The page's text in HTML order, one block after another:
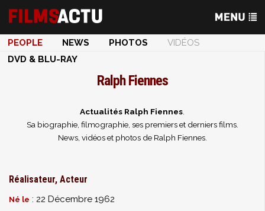
PEOPLE NEWS PHOTOS
VIDÉOS
DVD & BLU-RAY
Ralph Fiennes
Actualités Ralph Fiennes
Sa biographie, filmographie, ses premiers et derniers films.
News, vidéos et photos de Ralph Fiennes.
Réalisateur, Acteur
Né le : 22 Décembre 1962